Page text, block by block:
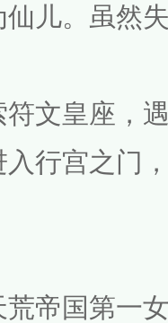
儿。虽然
文皇座，
行宫之门
帝国第一